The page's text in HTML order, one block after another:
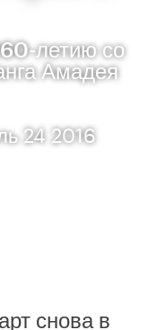
летию со
Амадея
24 2016
снова в